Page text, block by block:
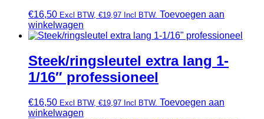
€16,50 Excl BTW, €19,97 Incl BTW. Toevoegen aan
winkelwagen
Steek/ringsleutel extra lang 1-
1/16″ professioneel
€16,50 Excl BTW, €19,97 Incl BTW. Toevoegen aan
winkelwagen